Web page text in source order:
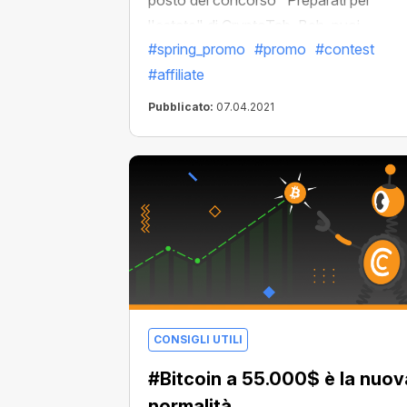
l'estate" di CryptoTab. Beh, puoi
scommetterci! Quest'anno CryptoTab ha
aumentato il numero di vincitori scelti
casualmente
#spring_promo #promo #contest
#affiliate
Pubblicato: 07.04.2021
CONSIGLI UTILI
#Bitcoin a 55.000$ è la